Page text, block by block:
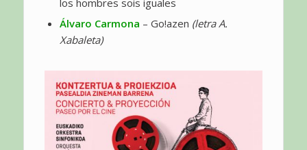
los hombres sois iguales
Álvaro Carmona – Go!azen (letra A.
Xabaleta)